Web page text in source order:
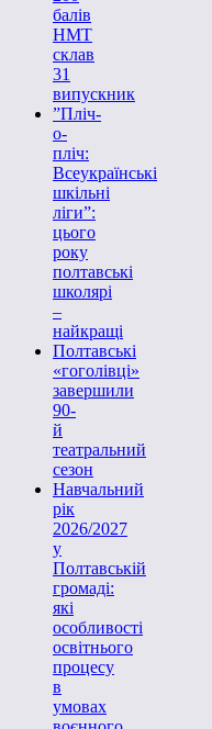
балів
НМТ
склав
31
випускник
”Пліч-
о-
пліч:
Всеукраїнські
шкільні
ліги”:
цього
року
полтавські
школярі
–
найкращі
Полтавські
«гоголівці»
завершили
90-
й
театральний
сезон
Навчальний
рік
2026/2027
у
Полтавській
громаді:
які
особливості
освітнього
процесу
в
умовах